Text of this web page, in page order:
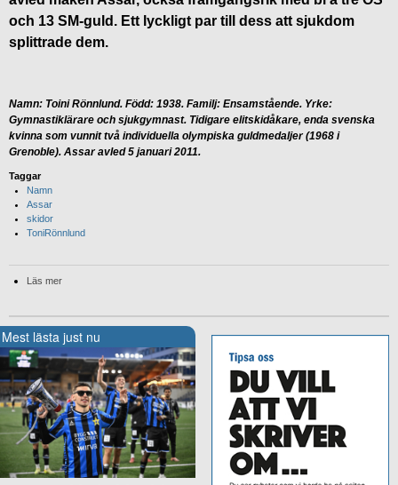
och 13 SM-guld. Ett lyckligt par till dess att sjukdom
splittrade dem.
Namn: Toini Rönnlund. Född: 1938. Familj: Ensamstående. Yrke:
Gymnastiklärare och sjukgymnast. Tidigare elitskidåkare, enda svenska
kvinna som vunnit två individuella olympiska guldmedaljer (1968 i
Grenoble). Assar avled 5 januari 2011.
Taggar
Namn
Assar
skidor
ToniRönnlund
Läs mer
Mest lästa just nu